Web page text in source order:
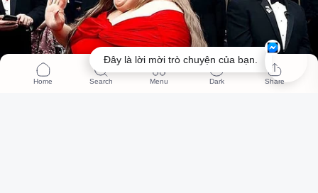
Đây là lời mời trò chuyện của bạn.